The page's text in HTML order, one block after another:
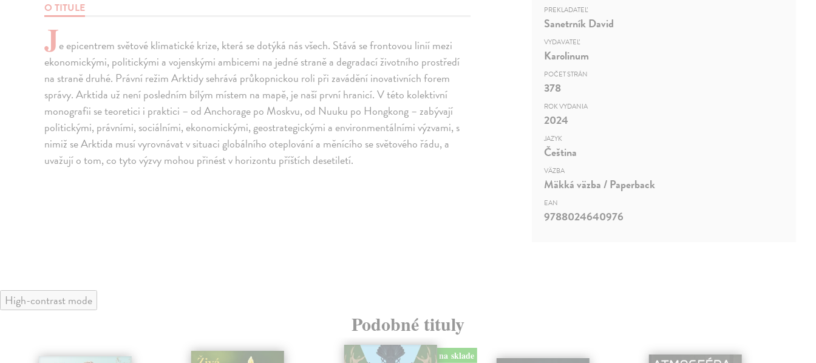
O TITULE
Je epicentrem světové klimatické krize, která se dotýká nás všech. Stává se frontovou linií mezi
ekonomickými, politickými a vojenskými ambicemi na jedné straně a degradací životního prostředí
na straně druhé. Právní režim Arktidy sehrává průkopnickou roli při zavádění inovativních forem
správy. Arktida už není posledním bílým místem na mapě, je naší první hranicí. V této kolektivní
monografii se teoretici i praktici – od Anchorage po Moskvu, od Nuuku po Hongkong – zabývají
politickými, právními, sociálními, ekonomickými, geostrategickými a environmentálními výzvami, s
nimiž se Arktida musí vyrovnávat v situaci globálního oteplování a měnícího se světového řádu, a
uvažují o tom, co tyto výzvy mohou přinést v horizontu příštích desetiletí.
PREKLADATEĽ
Sanetrník David
VYDAVATEĽ
Karolinum
POČET STRÁN
378
ROK VYDANIA
2024
JAZYK
Čeština
VÄZBA
Mäkká väzba / Paperback
EAN
9788024640976
High-contrast mode
Podobné tituly
na sklade